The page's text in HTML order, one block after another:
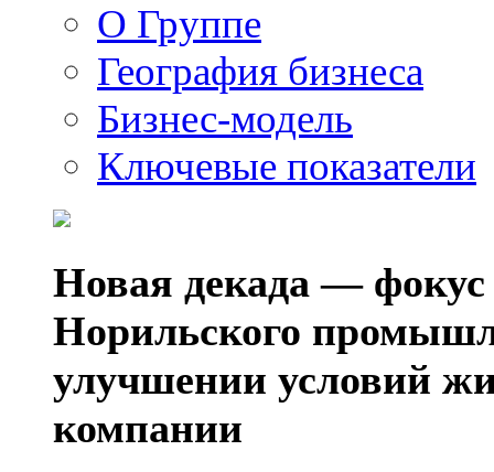
О Группе
География бизнеса
Бизнес-модель
Ключевые показатели
Новая декада — фокус
Норильского
улучшении условий
компании